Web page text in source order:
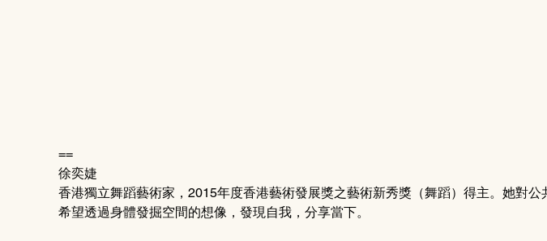
==
徐奕婕
香港獨立舞蹈藝術家，2015年度香港藝術發展獎之藝術新秀獎（舞蹈）得主。她對公
希望透過身體發掘空間的想像，發現自我，分享當下。